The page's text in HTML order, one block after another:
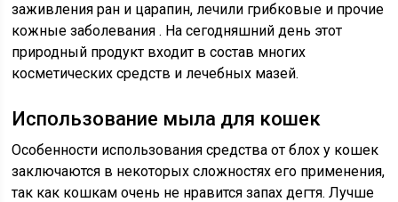
заживления ран и царапин, лечили грибковые и прочие
кожные заболевания . На сегодняшний день этот
природный продукт входит в состав многих
косметических средств и лечебных мазей.
Использование мыла для кошек
Особенности использования средства от блох у кошек
заключаются в некоторых сложностях его применения,
так как кошкам очень не нравится запах дегтя. Лучше